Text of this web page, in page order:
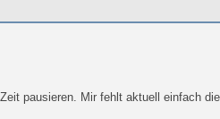
pausieren. Mir fehlt aktuell einfach